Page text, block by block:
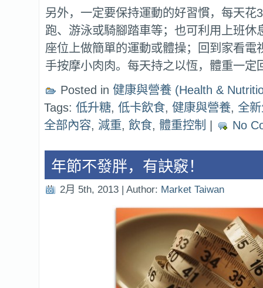
另外，一定要保持運動的好習慣，每天花
跑、游泳或騎腳踏車等；也可利用上班休
座位上做簡單的運動或體操；回到家看電
手按摩小肉肉。每天持之以恆，體重一定
Posted in 健康與營養 (Health &
Tags: 低升糖, 低卡飲食, 健康與營養, 全
全部內容, 減重, 飲食, 體重控制 No
年節不發胖，有訣竅！
2月 5th, 2013 | Author: Market Taiwan